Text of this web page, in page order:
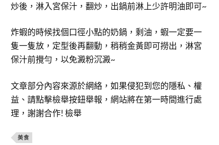
炒後，淋入宮保汁，翻炒，出鍋前淋上少許明油即可~
炸蝦的時候找個口徑小點的奶鍋，剩油，蝦一定要一
隻一隻放，定型後再翻動，稍稍金黃即可撈出，淋宮
保汁前攪勻，以免澱粉沉澱~
文章部分內容來源於網絡，如果侵犯到您的隱私、權
益、請點擊檢舉按鈕舉報，網站將在第一時間進行處
理，謝謝合作! 檢舉
美食